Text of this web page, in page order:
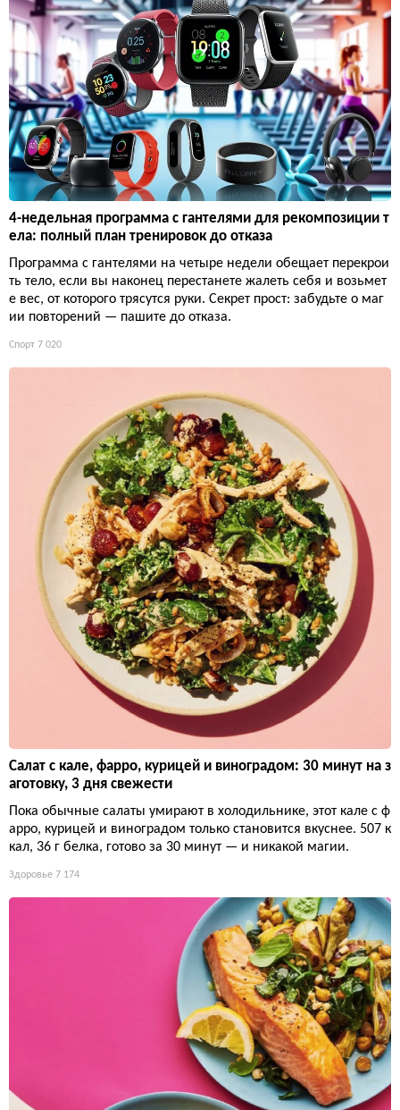
4-недельная программа с гантелями для рекомпозиции т
ела: полный план тренировок до отказа
Программа с гантелями на четыре недели обещает перекрои
ть тело, если вы наконец перестанете жалеть себя и возьмет
е вес, от которого трясутся руки. Секрет прост: забудьте о маг
ии повторений — пашите до отказа.
Спорт 7 020
Салат с кале, фарро, курицей и виноградом: 30 минут на з
аготовку, 3 дня свежести
Пока обычные салаты умирают в холодильнике, этот кале с ф
арро, курицей и виноградом только становится вкуснее. 507 к
кал, 36 г белка, готово за 30 минут — и никакой магии.
Здоровье 7 174